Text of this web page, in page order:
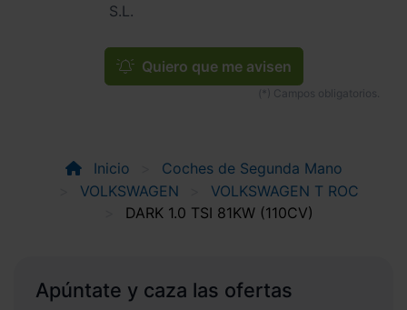
S.L.
Quiero que me avisen
Inicio
Coches de Segunda Mano
VOLKSWAGEN
VOLKSWAGEN T ROC
DARK 1.0 TSI 81KW (110CV)
Apúntate y caza las ofertas